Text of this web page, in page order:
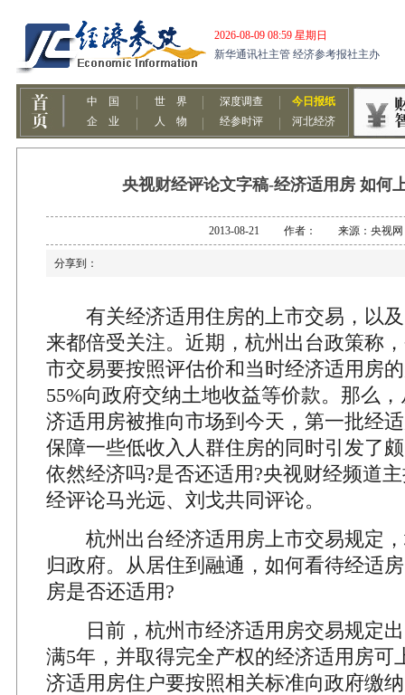
央视财经评论文字稿-经济适用房 如何
2013-08-21 作者： 来源：央视网
分享到：
有关经济适用住房的上市交易，以及
来都倍受关注。近期，杭州出台政策称
市交易要按照评估价和当时经济适用房
55%向政府交纳土地收益等价款。那么
济适用房被推向市场到今天，第一批经
保障一些低收入人群住房的同时引发了
依然经济吗?是否还适用?央视财经频道
经评论马光远、刘戈共同评论。
杭州出台经济适用房上市交易规定，
归政府。从居住到融通，如何看待经适
房是否还适用?
日前，杭州市经济适用房交易规定出
满5年，并取得完全产权的经济适用房可
济适用房住户要按照相关标准向政府缴